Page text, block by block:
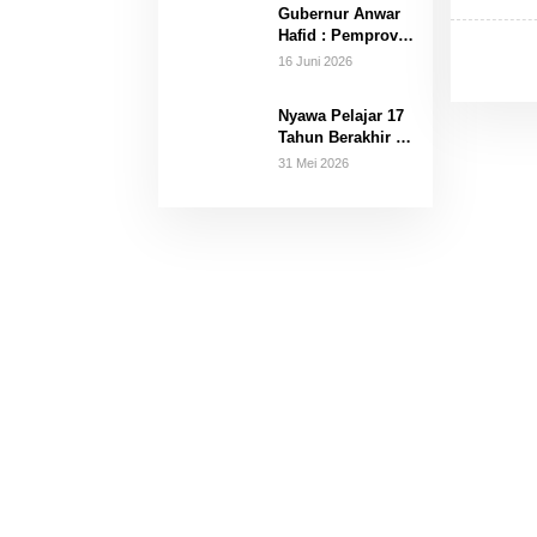
di 16 Kecamatan
Gubernur Anwar
Hafid : Pemprov
Hanya Terima
16 Juni 2026
Nyawa Pelajar 17
Tahun Berakhir Di
Tali Gantungan
31 Mei 2026